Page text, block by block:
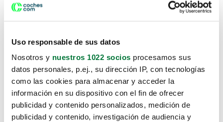
Uso responsable de sus datos
Nosotros y nuestros 1022 socios procesamos sus
datos personales, p.ej., su dirección IP, con tecnologías
como las cookies para almacenar y acceder la
información en su dispositivo con el fin de ofrecer
publicidad y contenido personalizados, medición de
publicidad y contenido, investigación de audiencia y
Lo sentimos, no sabemos como
te hemos traido hasta aquí.